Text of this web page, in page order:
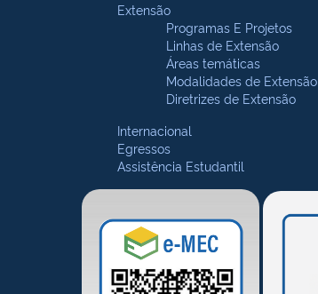
Extensão
Programas E Projetos
Linhas de Extensão
Áreas temáticas
Modalidades de Extensão
Diretrizes de Extensão
Internacional
Egressos
Assistência Estudantil